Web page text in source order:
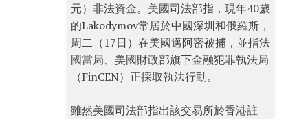
元）非法資金。美國司法部指，現年40歲
的Lakodymov常居於中國深圳和俄羅斯，
周二（17日）在美國邁阿密被捕，並指法
國當局、美國財政部旗下金融犯罪執法局
（FinCEN）正採取執法行動。
雖然美國司法部指出該交易所於香港註